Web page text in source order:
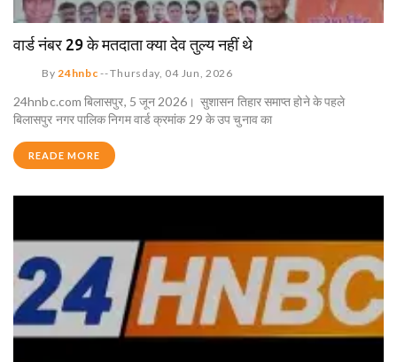
वार्ड नंबर 29 के मतदाता क्या देव तुल्य नहीं थे
By24hnbc --Thursday, 04 Jun, 2026
24hnbc.com बिलासपुर, 5 जून 2026। सुशासन तिहार समाप्त होने के पहले
बिलासपुर नगर पालिक निगम वार्ड क्रमांक 29 के उप चुनाव का
READE MORE